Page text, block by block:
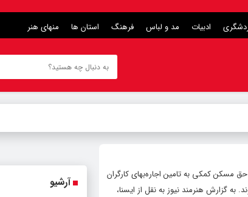
ادبیات مد و لباس فرهنگ استان ها منهای هنر
مسکن کمکی به تامین اجاره‌بهای کارگران
به گزارش هنرمند نیوز به نقل از ایسنا،
آرشیو